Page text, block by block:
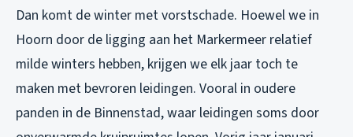
Dan komt de winter met vorstschade. Hoewel we in
Hoorn door de ligging aan het Markermeer relatief
milde winters hebben, krijgen we elk jaar toch te
maken met bevroren leidingen. Vooral in oudere
panden in de Binnenstad, waar leidingen soms door